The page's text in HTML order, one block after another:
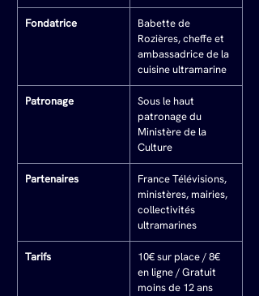
Fondatrice
Babette de
Rozières, cheffe et
ambassadrice de la
cuisine ultramarine
Patronage
Sous le haut
patronage du
Ministère de la
Culture
Partenaires
France Télévisions,
ministères, mairies,
collectivités
ultramarines
Tarifs
10€ sur place / 8€
en ligne / Gratuit
moins de 12 ans